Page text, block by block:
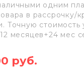
одним
в рассрочку/
Точную
месяцев+24 мес
руб.